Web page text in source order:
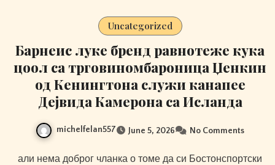
Uncategorized
Барнеис луке бренд равнотеже кука
цоол са трговиномбароница Џенкин
од Кенингтона служи канапее
Дејвида Камерона са Исланда
michelfelan557 June 5, 2026 No Comments
али нема доброг чланка о томе да си Бостонспортски